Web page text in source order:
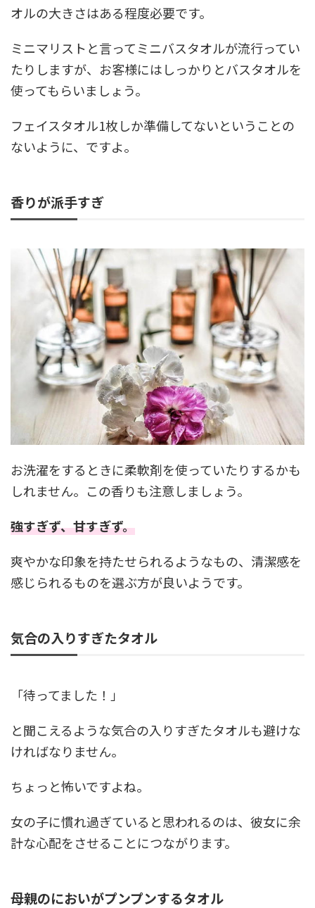
オルの大きさはある程度必要です。
ミニマリストと言ってミニバスタオルが流行ってい
たりしますが、お客様にはしっかりとバスタオルを
使ってもらいましょう。
フェイスタオル1枚しか準備してないということの
ないように、ですよ。
香りが派手すぎ
お洗濯をするときに柔軟剤を使っていたりするかも
しれません。この香りも注意しましょう。
強すぎず、甘すぎず。
爽やかな印象を持たせられるようなもの、清潔感を
感じられるものを選ぶ方が良いようです。
気合の入りすぎたタオル
「待ってました！」
と聞こえるような気合の入りすぎたタオルも避けな
ければなりません。
ちょっと怖いですよね。
女の子に慣れ過ぎていると思われるのは、彼女に余
計な心配をさせることにつながります。
母親のにおいがプンプンするタオル